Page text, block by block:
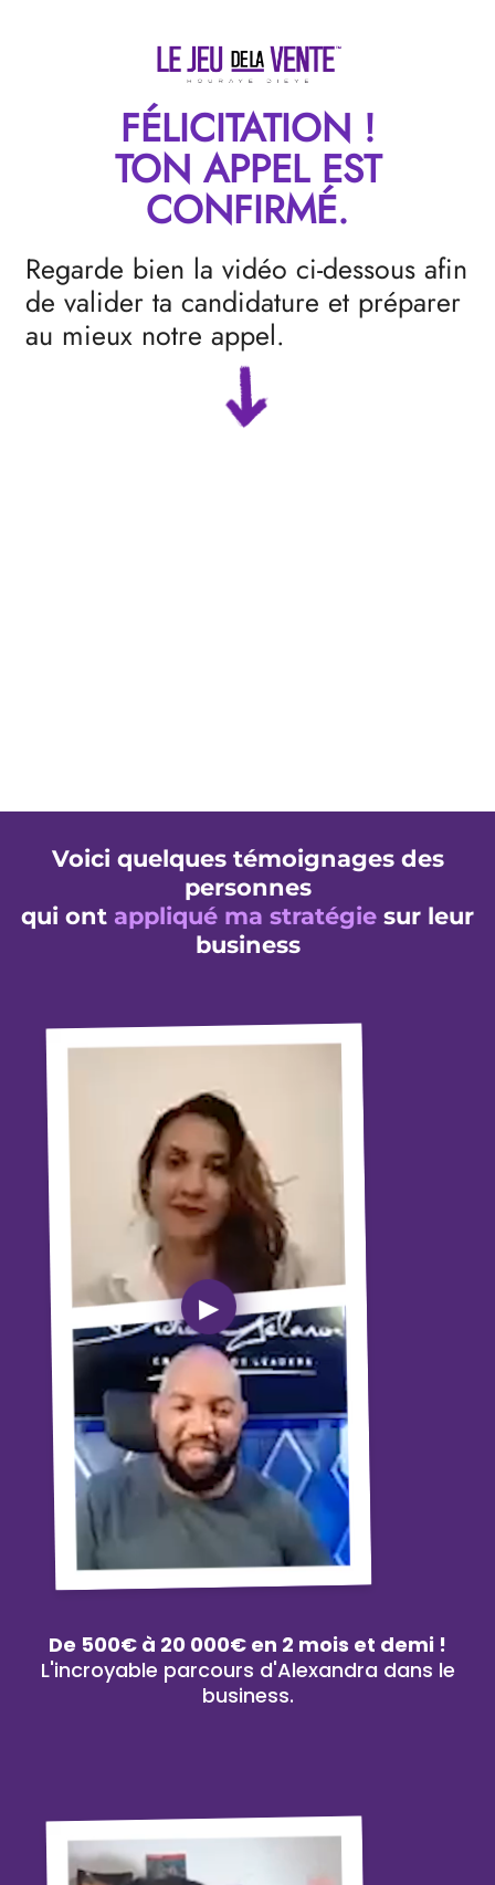
FÉLICITATION !
TON APPEL EST
CONFIRMÉ.
Regarde bien la vidéo ci-dessous afin
de valider ta candidature et préparer
au mieux notre appel.
Voici quelques témoignages des
personnes
qui ont appliqué ma stratégie sur leur
business
De 500€ à 20 000€ en 2 mois et demi !
L'incroyable parcours d'Alexandra dans le
business.